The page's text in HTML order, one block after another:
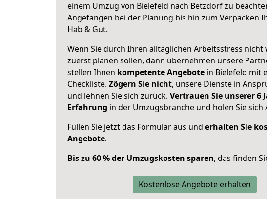
einem Umzug von Bielefeld nach Betzdorf zu
Angefangen bei der Planung bis hin zum Verpacken
Hab & Gut.
Wenn Sie durch Ihren alltäglichen Arbeitsstress nicht
zuerst planen sollen, dann übernehmen unsere
stellen Ihnen kompetente Angebote in Bielefeld mit
Checkliste. Zögern Sie nicht, unsere Dienste in
und lehnen Sie sich zurück. Vertrauen Sie unserer 6
Erfahrung in der Umzugsbranche und holen Sie sich
Füllen Sie jetzt das Formular aus und erhalten Sie
Angebote.
Bis zu 60 % der Umzugskosten sparen, das finden
Kostenlose Angebote erhalten